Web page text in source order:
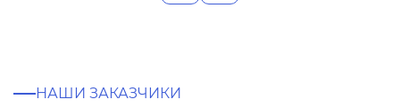
НАШИ ЗАКАЗЧИКИ